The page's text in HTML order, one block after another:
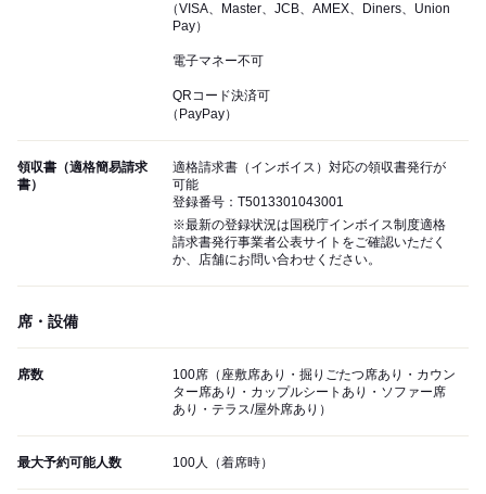
（VISA、Master、JCB、AMEX、Diners、Union
Pay）
電子マネー不可
QRコード決済可
（PayPay）
領収書（適格簡易請求
書）
適格請求書（インボイス）対応の領収書発行が
可能
登録番号：T5013301043001
※最新の登録状況は国税庁インボイス制度適格
請求書発行事業者公表サイトをご確認いただく
か、店舗にお問い合わせください。
席・設備
席数
100席（座敷席あり・掘りごたつ席あり・カウン
ター席あり・カップルシートあり・ソファー席
あり・テラス/屋外席あり）
最大予約可能人数 100人（着席時）